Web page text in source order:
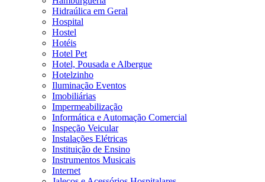
Hidraúlica em Geral
Hospital
Hostel
Hotéis
Hotel Pet
Hotel, Pousada e Albergue
Hotelzinho
Iluminação Eventos
Imobiliárias
Impermeabilização
Informática e Automação Comercial
Inspeção Veicular
Instalações Elétricas
Instituição de Ensino
Instrumentos Musicais
Internet